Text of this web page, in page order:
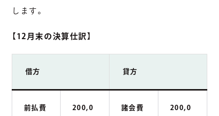
します。
【 12月末の決算仕訳 】
借方 貸方
前払費
200,0
諸会費
200,0